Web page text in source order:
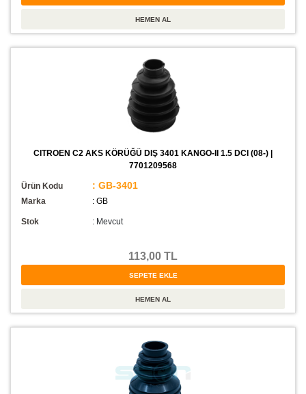
CITROEN C2 AKS KÖRÜĞÜ DIŞ 3401 KANGO-II 1.5 DCI (08-) |
7701209568
Ürün Kodu : GB-3401
Marka : GB
Stok : Mevcut
113,00 TL